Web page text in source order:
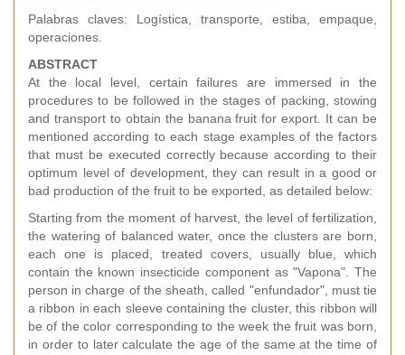
Palabras claves: Logística, transporte, estiba, empaque,
operaciones.
ABSTRACT
At the local level, certain failures are immersed in the
procedures to be followed in the stages of packing, stowing
and transport to obtain the banana fruit for export. It can be
mentioned according to each stage examples of the factors
that must be executed correctly because according to their
optimum level of development, they can result in a good or
bad production of the fruit to be exported, as detailed below:
Starting from the moment of harvest, the level of fertilization,
the watering of balanced water, once the clusters are born,
each one is placed, treated covers, usually blue, which
contain the known insecticide component as "Vapona". The
person in charge of the sheath, called "enfundador", must tie
a ribbon in each sleeve containing the cluster, this ribbon will
be of the color corresponding to the week the fruit was born,
in order to later calculate the age of the same at the time of